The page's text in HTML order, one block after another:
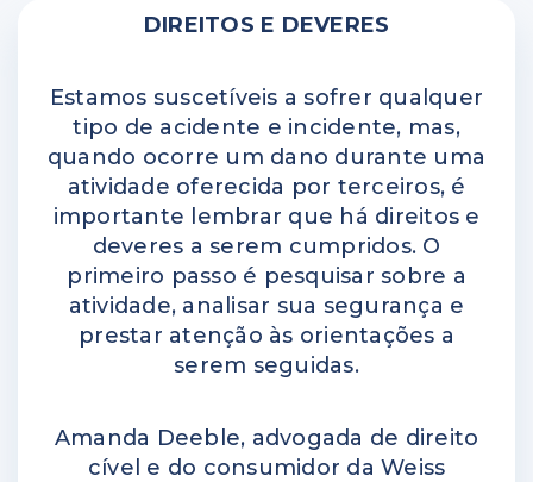
DIREITOS E DEVERES
Estamos suscetíveis a sofrer qualquer
tipo de acidente e incidente, mas,
quando ocorre um dano durante uma
atividade oferecida por terceiros, é
importante lembrar que há direitos e
deveres a serem cumpridos. O
primeiro passo é pesquisar sobre a
atividade, analisar sua segurança e
prestar atenção às orientações a
serem seguidas.
Amanda Deeble, advogada de direito
cível e do consumidor da Weiss